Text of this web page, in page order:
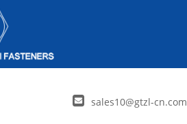
sales10@gtzl-cn.com